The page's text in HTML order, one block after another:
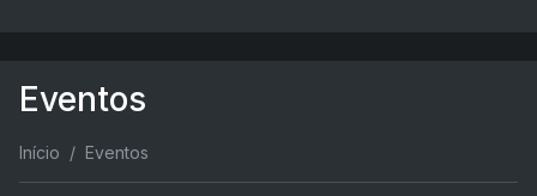
Eventos
Início Eventos